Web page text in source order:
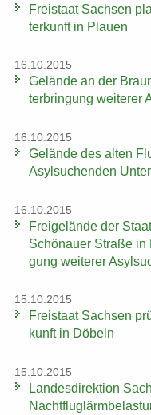
Frei­staat Sach­sen
ter­kunft in Plau­en
16.10.2015
Ge­län­de an der
ter­brin­gung wei­te­rer
16.10.2015
Ge­län­de des alten
Asyl­su­chen­den
16.10.2015
Frei­ge­län­de der
Schö­nau­er Stra­ße
gung wei­te­rer
15.10.2015
Frei­staat Sach­sen
kunft in Dö­beln
15.10.2015
Lan­des­di­rek­ti­on